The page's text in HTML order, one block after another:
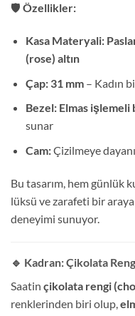
🛡️ Özellikler:
Kasa Materyali:
(rose) altın
Çap: 31 mm– Kadın
Bezel: Elmas işlemeli
sunar
Cam:Çizilmeye
Bu tasarım, hem günlük
lüksü ve zarafeti bir
deneyimi sunuyor.
🔹 Kadran: Çikolata
Saatin çikolata rengi
renklerinden biri olup,